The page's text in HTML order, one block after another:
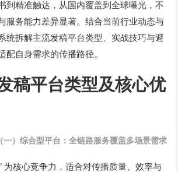
到精准触达，从国内覆盖到全球曝光，不
服务能力差异显著。结合当前行业动态与
统拆解主流发稿平台类型、实战技巧与避
配自身需求的传播路径。
稿平台类型及核心优
（一）综合型平台：全链路服务覆盖多场景需求
为核心竞争力，适合对传播质量、效率与